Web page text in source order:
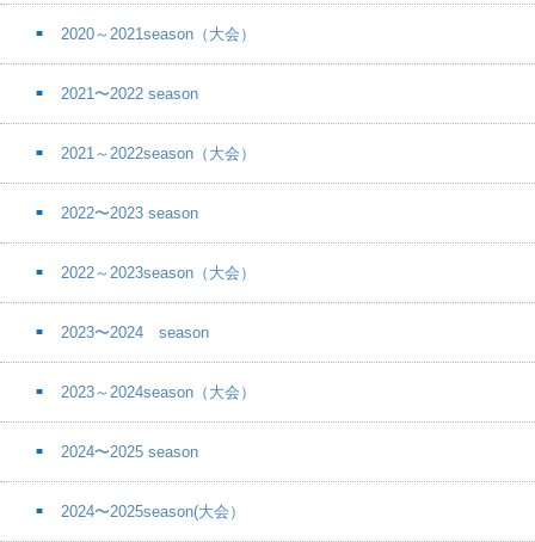
2020～2021season（大会）
2021〜2022 season
2021～2022season（大会）
2022〜2023 season
2022～2023season（大会）
2023〜2024 season
2023～2024season（大会）
2024〜2025 season
2024〜2025season(大会）